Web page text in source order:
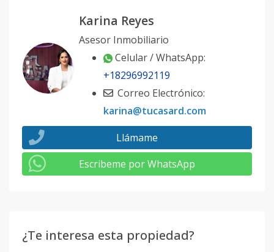
Karina Reyes
Asesor Inmobiliario
Celular / WhatsApp:
+18296992119
Correo Electrónico:
karina@tucasard.com
Llámame
Escribeme por WhatsApp
¿Te interesa esta propiedad?